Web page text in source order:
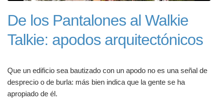
De los Pantalones al Walkie
Talkie: apodos arquitectónicos
Que un edificio sea bautizado con un apodo no es una señal de
desprecio o de burla: más bien indica que la gente se ha
apropiado de él.